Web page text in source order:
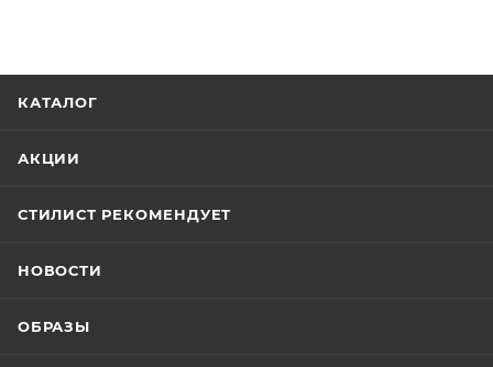
КАТАЛОГ
АКЦИИ
СТИЛИСТ РЕКОМЕНДУЕТ
НОВОСТИ
ОБРАЗЫ